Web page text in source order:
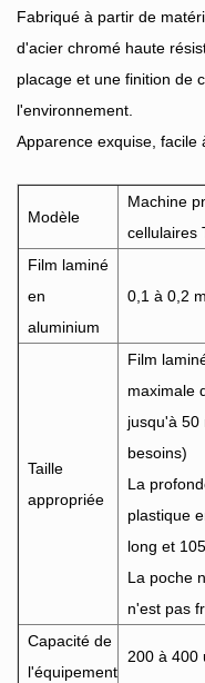
Fabriqué à partir de
d'acier chromé haute
placage et une finition de
l'environnement.
Apparence exquise, facile
Modèle
Machine
cellulaires
Film laminé
en
aluminium
0,1 à 0,2
Taille
appropriée
Film
maximale
jusqu'à 50
besoins)
La
plastique
long et
La poche
n'est pas
Capacité de
l'équipement
200 à 400